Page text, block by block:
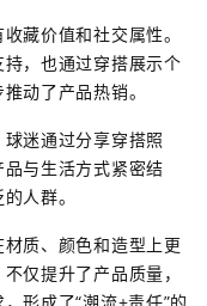
藏价值和社交属性。
，也通过穿搭展示个
动了产品热销。
迷通过分享穿搭照
与生活方式紧密结
人群。
质、颜色和造型上更
仅提升了产品质量，